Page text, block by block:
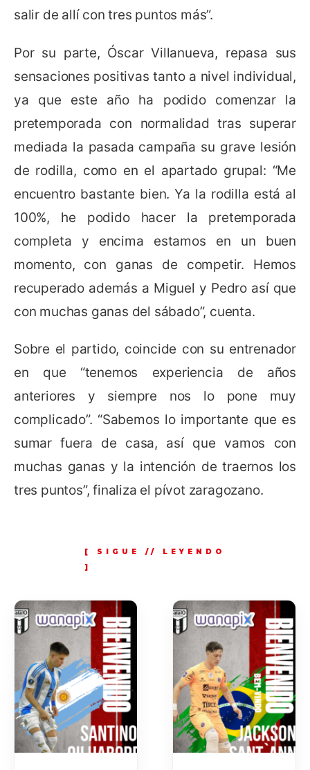
salir de allí con tres puntos más”.
Por su parte, Óscar Villanueva, repasa sus
sensaciones positivas tanto a nivel individual,
ya que este año ha podido comenzar la
pretemporada con normalidad tras superar
mediada la pasada campaña su grave lesión
de rodilla, como en el apartado grupal: “Me
encuentro bastante bien. Ya la rodilla está al
100%, he podido hacer la pretemporada
completa y encima estamos en un buen
momento, con ganas de competir. Hemos
recuperado además a Miguel y Pedro así que
con muchas ganas del sábado”, cuenta.
Sobre el partido, coincide con su entrenador
en que “tenemos experiencia de años
anteriores y siempre nos lo pone muy
complicado”. “Sabemos lo importante que es
sumar fuera de casa, así que vamos con
muchas ganas y la intención de traernos los
tres puntos”, finaliza el pívot zaragozano.